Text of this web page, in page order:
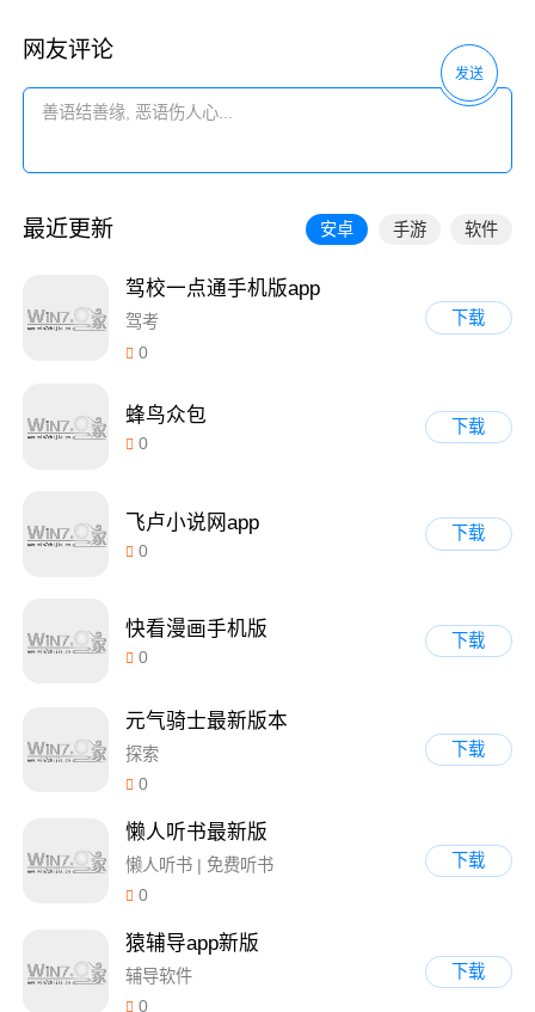
网友评论
发送
最近更新 安卓 手游 软件
驾校一点通手机版app
驾考
0
下载
蜂鸟众包
0
下载
飞卢小说网app
0
下载
快看漫画手机版
0
下载
元气骑士最新版本
探索
0
下载
懒人听书最新版
懒人听书 | 免费听书
0
下载
猿辅导app新版
辅导软件
0
下载